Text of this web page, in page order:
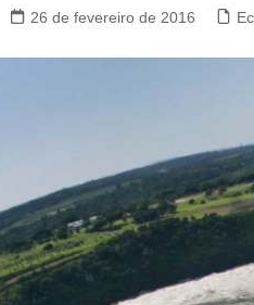
26 de fevereiro de 2016